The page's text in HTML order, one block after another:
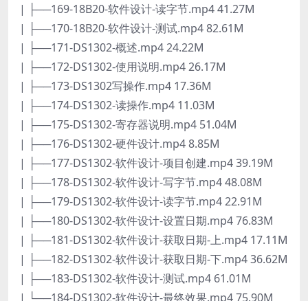
| ├──169-18B20-软件设计-读字节.mp4 41.27M
| ├──170-18B20-软件设计-测试.mp4 82.61M
| ├──171-DS1302-概述.mp4 24.22M
| ├──172-DS1302-使用说明.mp4 26.17M
| ├──173-DS1302写操作.mp4 17.36M
| ├──174-DS1302-读操作.mp4 11.03M
| ├──175-DS1302-寄存器说明.mp4 51.04M
| ├──176-DS1302-硬件设计.mp4 8.85M
| ├──177-DS1302-软件设计-项目创建.mp4 39.19M
| ├──178-DS1302-软件设计-写字节.mp4 48.08M
| ├──179-DS1302-软件设计-读字节.mp4 22.91M
| ├──180-DS1302-软件设计-设置日期.mp4 76.83M
| ├──181-DS1302-软件设计-获取日期-上.mp4 17.11M
| ├──182-DS1302-软件设计-获取日期-下.mp4 36.62M
| ├──183-DS1302-软件设计-测试.mp4 61.01M
| └──184-DS1302-软件设计-最终效果.mp4 75.90M